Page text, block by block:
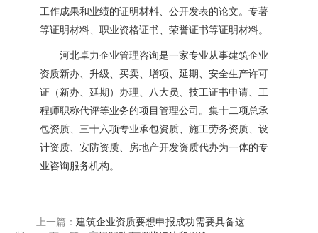
工作成果和业绩的证明材料、公开发表的论文。专著
等证明材料、职业资格证书、荣誉证书等证明材料。
河北卓力企业管理咨询是一家专业从事建筑企业
资质新办、升级、买卖、增项、延期、安全生产许可
证（新办、延期）办理、八大员、技工证书申请、工
程师职称代评等业务的项目管理公司。集十二项总承
包资质、三十六项专业承包资质、施工劳务资质、设
计资质、安防资质、房地产开发资质代办为一体的专
业咨询服务机构。
上一篇：建筑企业资质要想申报成功需要具备这